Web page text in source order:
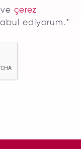
ve çerez
ediyorum.*